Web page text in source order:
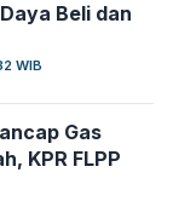
Beli dan
WIB
Gas
KPR FLPP